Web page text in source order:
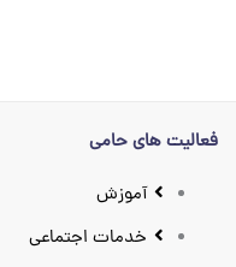
فعالیت های حامی
آموزش
خدمات اجتماعی